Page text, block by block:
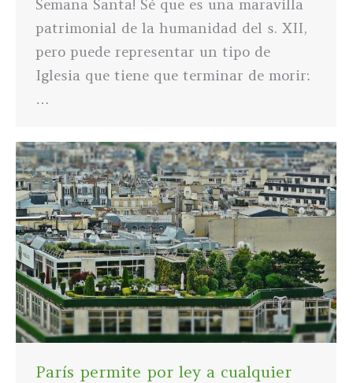
Semana Santa! Sé que es una maravilla
patrimonial de la humanidad del s. XII,
pero puede representar un tipo de
Iglesia que tiene que terminar de morir:
…
París permite por ley a cualquier